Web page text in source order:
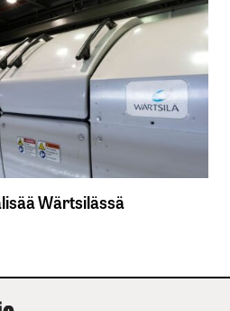
Wärtsilässä